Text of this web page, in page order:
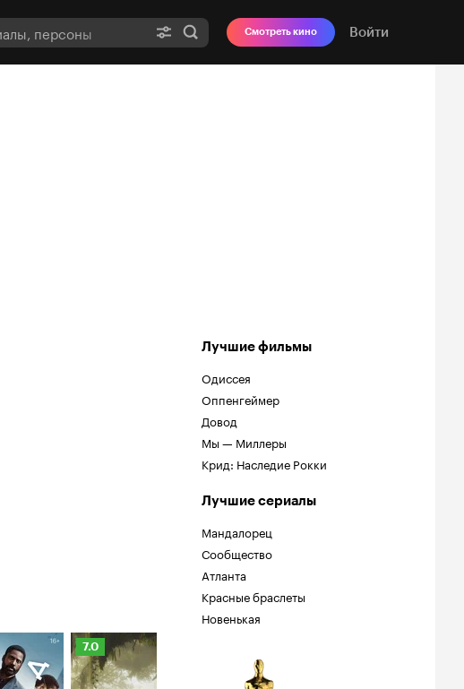
Смотреть кино Войти
Лучшие фильмы
Одиссея
Оппенгеймер
Довод
Мы — Миллеры
Крид: Наследие Рокки
Лучшие сериалы
Мандалорец
Сообщество
Атланта
Красные браслеты
Новенькая
Рейтинг
Кинопоиска
7.0
7.0
Кинопоиска